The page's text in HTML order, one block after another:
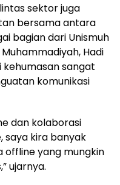
sektor juga
bersama antara
bagian dari Unismuh
Hadi
sangat
komunikasi
dan kolaborasi
saya kira banyak
yang mungkin
ujarnya.